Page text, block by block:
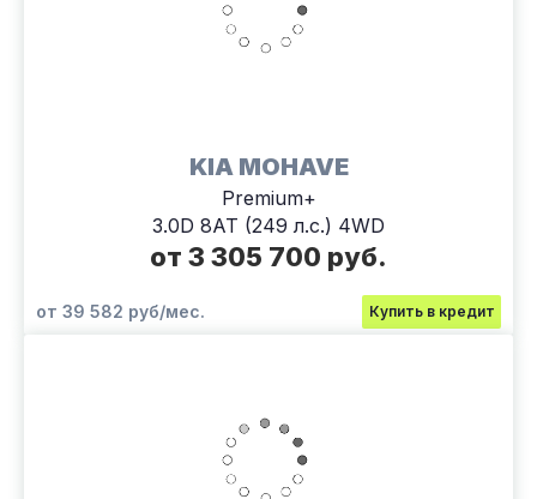
KIA MOHAVE
Premium+
3.0D 8AT (249 л.с.) 4WD
от 3 305 700 руб.
от 39 582 руб/мес. Купить в кредит